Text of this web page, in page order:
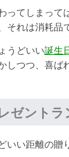
ってしまって
それは消耗品
うどいい誕生
しつつ、喜ば
ゼントラ
いい距離の贈